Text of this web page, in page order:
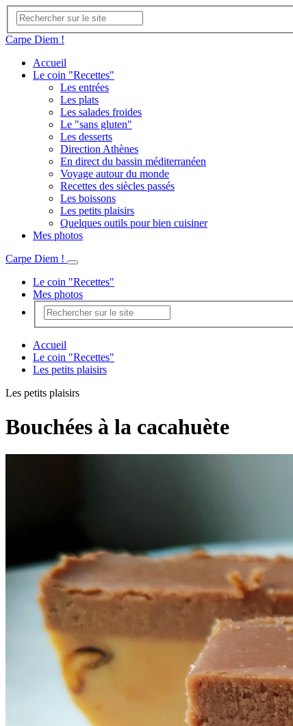
Carpe Diem !
Accueil
Le coin "Recettes"
Les entrées
Les plats
Les salades froides
Le "sans gluten"
Les desserts
Direction Athènes
En direct du bassin méditerranéen
Voyage autour du monde
Recettes des siècles passés
Les boissons
Les petits plaisirs
Quelques outils pour bien cuisiner
Mes photos
Carpe Diem !
Le coin "Recettes"
Mes photos
Accueil
Le coin "Recettes"
Les petits plaisirs
Les petits plaisirs
Bouchées à la cacahuète